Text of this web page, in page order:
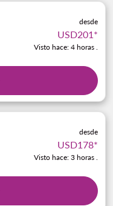
desde
USD201 *
Visto hace: 4 horas .
desde
USD178*
Visto hace: 3 horas .